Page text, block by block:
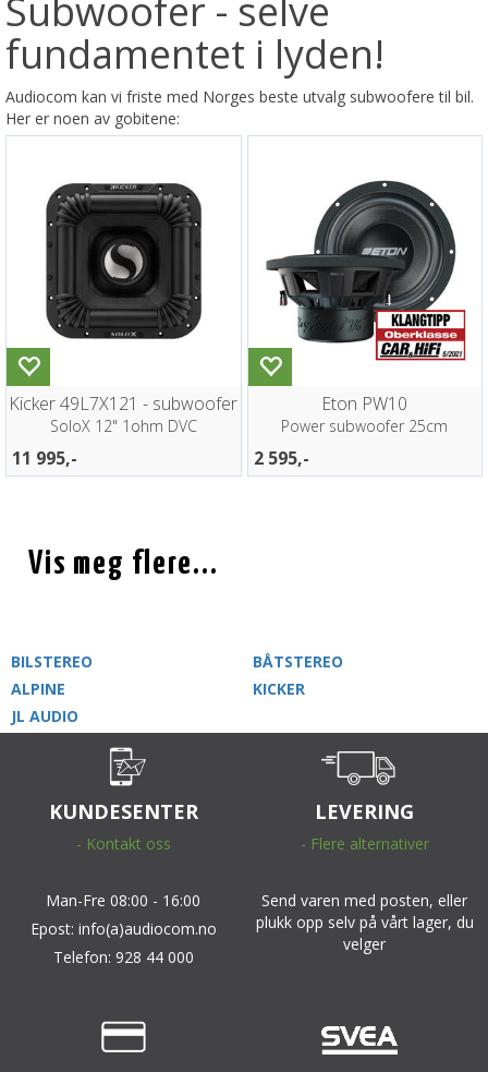
Subwoofer - selve
fundamentet i lyden!
Audiocom kan vi friste med Norges beste utvalg subwoofere til bil.
Her er noen av gobitene:
Kicker 49L7X121 - subwoofer
SoloX 12" 1ohm DVC
11 995,-
Eton PW10
Power subwoofer 25cm
2 595,-
Vis meg flere...
BILSTEREO
BÅTSTEREO
ALPINE
KICKER
JL AUDIO
KUNDESENTER
- Kontakt oss
Man-Fre 08:00 - 16:00
Epost: info(a)audiocom.no
Telefon: 928 44 000
LEVERING
- Flere alternativer
Send varen med posten, eller
plukk opp selv på vårt lager, du
velger